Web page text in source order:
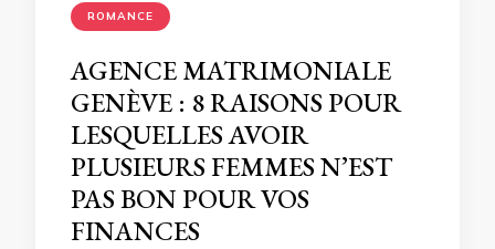
ROMANCE
AGENCE MATRIMONIALE
GENÈVE : 8 RAISONS POUR
LESQUELLES AVOIR
PLUSIEURS FEMMES N’EST
PAS BON POUR VOS
FINANCES